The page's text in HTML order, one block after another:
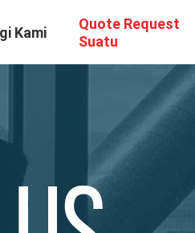
Kami
Quote Request
Suatu